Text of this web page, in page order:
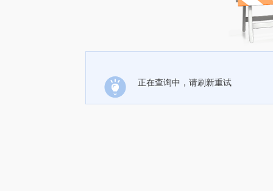
正在查询中，请刷新重试